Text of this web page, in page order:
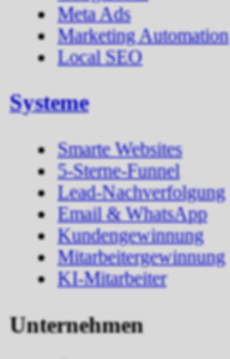
Meta Ads
Marketing Automation
Local SEO
Systeme
Smarte Websites
5-Sterne-Funnel
Lead-Nachverfolgung
Email & WhatsApp
Kundengewinnung
Mitarbeitergewinnung
KI-Mitarbeiter
Unternehmen